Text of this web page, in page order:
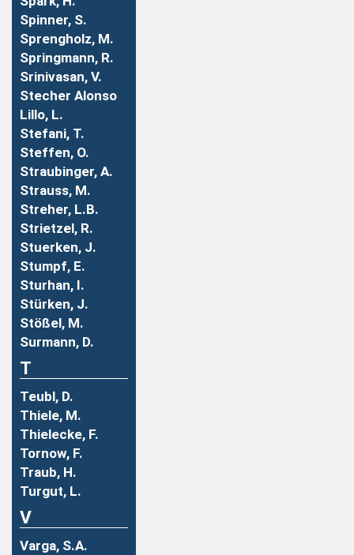
Spinner, S.
Sprengholz, M.
Springmann, R.
Srinivasan, V.
Stecher Alonso
Lillo, L.
Stefani, T.
Steffen, O.
Straubinger, A.
Strauss, M.
Streher, L.B.
Strietzel, R.
Stuerken, J.
Stumpf, E.
Sturhan, I.
Stürken, J.
Stößel, M.
Surmann, D.
T
Teubl, D.
Thiele, M.
Thielecke, F.
Tornow, F.
Traub, H.
Turgut, L.
V
Varga, S.A.